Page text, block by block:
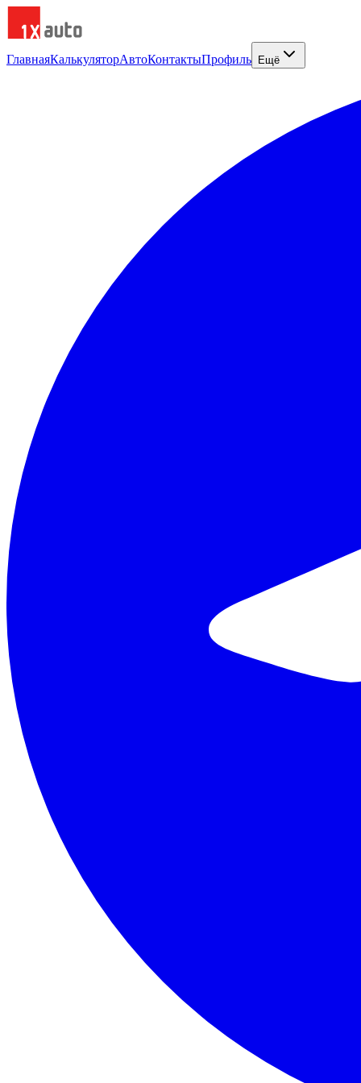
ГлавнаяКалькуляторАвтоКонтактыПрофиль Ещё